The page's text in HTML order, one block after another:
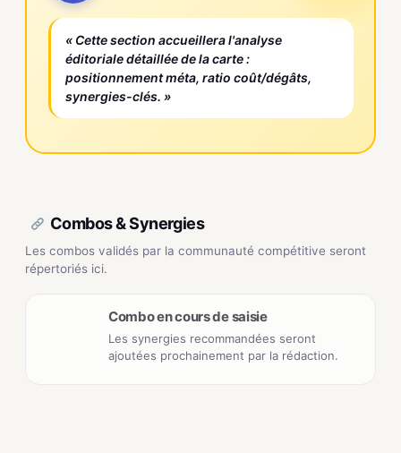
« Cette section accueillera l'analyse
éditoriale détaillée de la carte :
positionnement méta, ratio coût/dégâts,
synergies-clés. »
Combos & Synergies
Les combos validés par la communauté compétitive seront
répertoriés ici.
Combo en cours de saisie
Les synergies recommandées seront
ajoutées prochainement par la rédaction.